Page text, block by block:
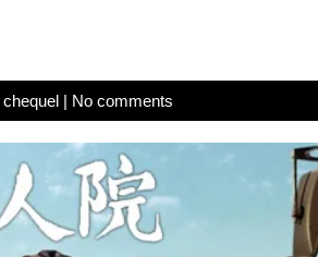
chequel | No comments